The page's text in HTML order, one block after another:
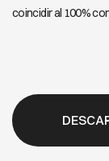
coincidir al 100%